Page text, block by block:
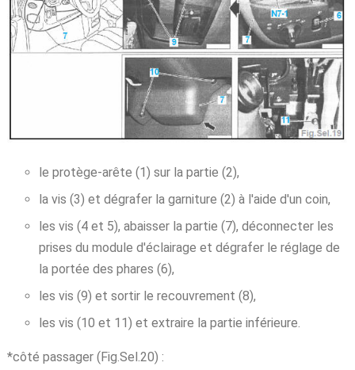
le protège-arête (1) sur la partie (2),
la vis (3) et dégrafer la garniture (2) à l'aide d'un coin,
les vis (4 et 5), abaisser la partie (7), déconnecter les
prises du module d'éclairage et dégrafer le réglage de
la portée des phares (6),
les vis (9) et sortir le recouvrement (8),
les vis (10 et 11) et extraire la partie inférieure.
*côté passager (Fig.Sel.20) :